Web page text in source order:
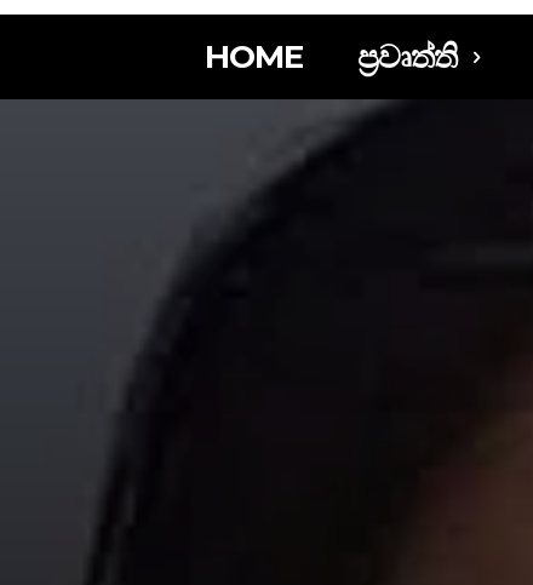
HOME ප්‍රවෘත්ති